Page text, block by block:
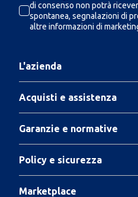
di consenso non potrà
spontanea, segnalazioni di
altre informazioni di
L'azienda
Acquisti e assistenza
Garanzie e normative
Policy e sicurezza
Marketplace